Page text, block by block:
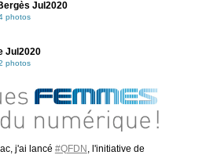
Jul2020
photos
Jul2020
photos
j'ai lancé #QFDN
, l'initiative de